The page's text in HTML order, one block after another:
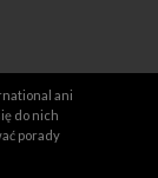
ani
do nich
porady